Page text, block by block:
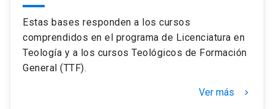
Estas bases responden a los cursos
comprendidos en el programa de Licenciatura en
Teología y a los cursos Teológicos de Formación
General (TTF).
Ver más keyboard_arrow_right